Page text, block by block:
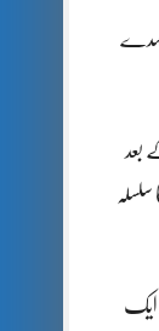
عہدے
بعد
ایک